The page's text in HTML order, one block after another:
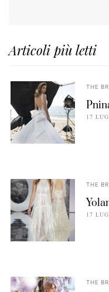
Articoli più letti
THE
17
THE
17
THE